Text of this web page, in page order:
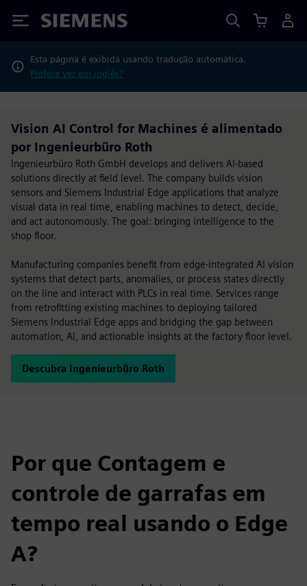
Siemens
Esta página é exibida usando tradução automática.
Prefere ver em inglês?
Vision AI Control for Machines é alimentado
por Ingenieurbüro Roth
Ingenieurbüro Roth GmbH develops and delivers AI-based
solutions directly at field level. The company builds vision
sensors and Siemens Industrial Edge applications that analyze
visual data in real time, enabling machines to detect, decide,
and act autonomously. The goal: bringing intelligence to the
shop floor.
Manufacturing companies benefit from edge-integrated AI vision
systems that detect parts, anomalies, or process states directly
on the line and interact with PLCs in real time. Services range
from retrofitting existing machines to deploying tailored
Siemens Industrial Edge apps and bridging the gap between
automation, AI, and actionable insights at the factory floor level.
Descubra Ingenieurbüro Roth
Por que Contagem e
controle de garrafas em
tempo real usando o Edge
A?